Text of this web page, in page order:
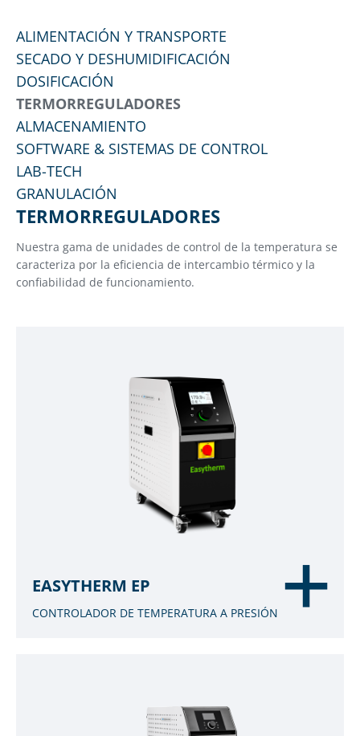
ALIMENTACIÓN Y TRANSPORTE
SECADO Y DESHUMIDIFICACIÓN
DOSIFICACIÓN
TERMORREGULADORES
ALMACENAMIENTO
SOFTWARE & SISTEMAS DE CONTROL
LAB-TECH
GRANULACIÓN
TERMORREGULADORES
Nuestra gama de unidades de control de la temperatura se
caracteriza por la eficiencia de intercambio térmico y la
confiabilidad de funcionamiento.
EASYTHERM EP
CONTROLADOR DE TEMPERATURA A PRESIÓN